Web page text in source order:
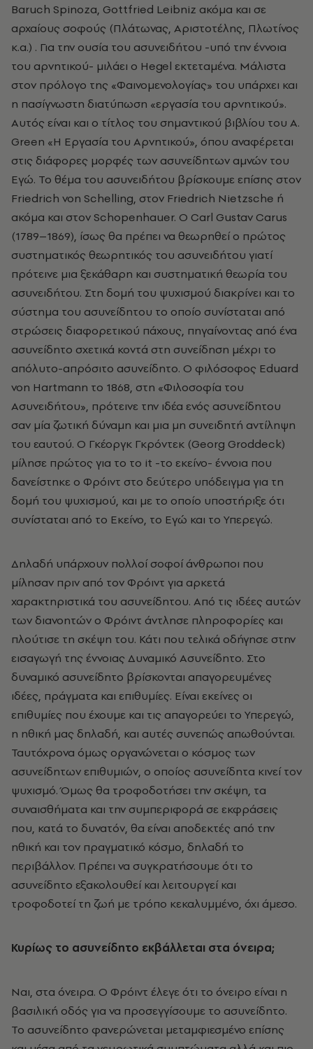
Baruch Spinoza, Gottfried Leibniz ακόμα και σε
αρχαίους σοφούς (Πλάτωνας, Αριστοτέλης, Πλωτίνος
κ.α.) . Για την ουσία του ασυνειδήτου -υπό την έννοια
του αρνητικού- μιλάει ο Hegel εκτεταμένα. Μάλιστα
στον πρόλογο της «Φαινομενολογίας» του υπάρχει και
η πασίγνωστη διατύπωση «εργασία του αρνητικού».
Αυτός είναι και ο τίτλος του σημαντικού βιβλίου του A.
Green «Η Εργασία του Αρνητικού», όπου αναφέρεται
στις διάφορες μορφές των ασυνείδητων αμνών του
Εγώ. Το θέμα του ασυνειδήτου βρίσκουμε επίσης στον
Friedrich von Schelling, στον Friedrich Nietzsche ή
ακόμα και στον Schopenhauer. Ο Carl Gustav Carus
(1789–1869), ίσως θα πρέπει να θεωρηθεί ο πρώτος
συστηματικός θεωρητικός του ασυνειδήτου γιατί
πρότεινε μια ξεκάθαρη και συστηματική θεωρία του
ασυνειδήτου. Στη δομή του ψυχισμού διακρίνει και το
σύστημα του ασυνείδητου το οποίο συνίσταται από
στρώσεις διαφορετικού πάχους, πηγαίνοντας από ένα
ασυνείδητο σχετικά κοντά στη συνείδηση μέχρι το
απόλυτο-απρόσιτο ασυνείδητο. Ο φιλόσοφος Eduard
von Hartmann το 1868, στη «Φιλοσοφία του
Ασυνειδήτου», πρότεινε την ιδέα ενός ασυνείδητου
σαν μία ζωτική δύναμη και μια μη συνειδητή αντίληψη
του εαυτού. Ο Γκέοργκ Γκρόντεκ (Georg Groddeck)
μίλησε πρώτος για το το it -το εκείνο- έννοια που
δανείστηκε ο Φρόιντ στο δεύτερο υπόδειγμα για τη
δομή του ψυχισμού, και με το οποίο υποστήριξε ότι
συνίσταται από το Εκείνο, το Εγώ και το Υπερεγώ.
Δηλαδή υπάρχουν πολλοί σοφοί άνθρωποι που
μίλησαν πριν από τον Φρόιντ για αρκετά
χαρακτηριστικά του ασυνείδητου. Από τις ιδέες αυτών
των διανοητών ο Φρόιντ άντλησε πληροφορίες και
πλούτισε τη σκέψη του. Κάτι που τελικά οδήγησε στην
εισαγωγή της έννοιας Δυναμικό Ασυνείδητο. Στο
δυναμικό ασυνείδητο βρίσκονται απαγορευμένες
ιδέες, πράγματα και επιθυμίες. Είναι εκείνες οι
επιθυμίες που έχουμε και τις απαγορεύει το Υπερεγώ,
η ηθική μας δηλαδή, και αυτές συνεπώς απωθούνται.
Ταυτόχρονα όμως οργανώνεται ο κόσμος των
ασυνείδητων επιθυμιών, ο οποίος ασυνείδητα κινεί τον
ψυχισμό. Όμως θα τροφοδοτήσει την σκέψη, τα
συναισθήματα και την συμπεριφορά σε εκφράσεις
που, κατά το δυνατόν, θα είναι αποδεκτές από την
ηθική και τον πραγματικό κόσμο, δηλαδή το
περιβάλλον. Πρέπει να συγκρατήσουμε ότι το
ασυνείδητο εξακολουθεί και λειτουργεί και
τροφοδοτεί τη ζωή με τρόπο κεκαλυμμένο, όχι άμεσο.
Κυρίως το ασυνείδητο εκβάλλεται στα όνειρα;
Ναι, στα όνειρα. Ο Φρόιντ έλεγε ότι το όνειρο είναι η
βασιλική οδός για να προσεγγίσουμε το ασυνείδητο.
Το ασυνείδητο φανερώνεται μεταμφιεσμένο επίσης